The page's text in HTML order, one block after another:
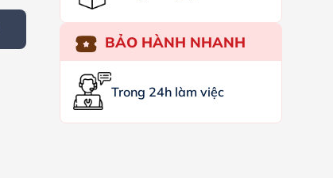
BẢO HÀNH NHANH
Trong 24h làm việc